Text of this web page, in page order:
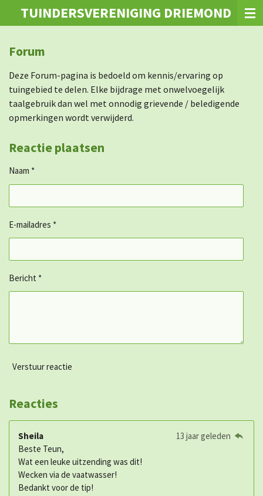
direct
de
TUINDERSVERENIGING DRIEMOND
Forum
Deze Forum-pagina is bedoeld om kennis/ervaring op
tuingebied te delen. Elke bijdrage met onwelvoegelijk
taalgebruik dan wel met onnodig grievende / beledigende
opmerkingen wordt verwijderd.
Reactie plaatsen
Naam *
E-mailadres *
Bericht *
Verstuur reactie
Reacties
Sheila
13 jaar geleden
Beste Teun,
Wat een leuke uitzending was dit!
Wecken via de vaatwasser!
Bedankt voor de tip!